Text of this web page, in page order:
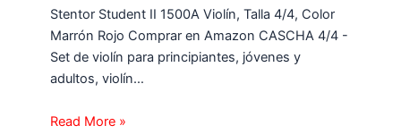
Stentor Student II 1500A Violín, Talla 4/4, Color
Marrón Rojo Comprar en Amazon CASCHA 4/4 -
Set de violín para principiantes, jóvenes y
adultos, violín…
Read More »